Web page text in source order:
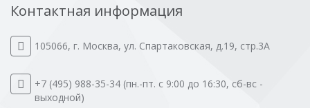
Контактная информация
105066, г. Москва, ул. Спартаковская, д.19, стр.3А
+7 (495) 988-35-34 (пн.-пт. с 9:00 до 16:30, сб-вс -
выходной)